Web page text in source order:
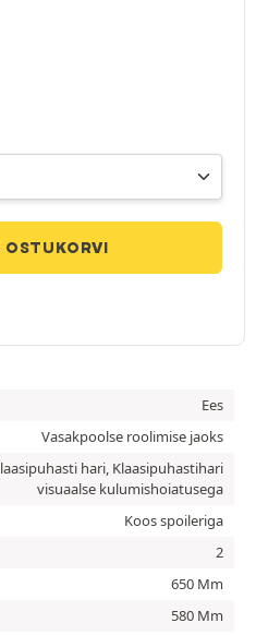
OSTUKORVI
Ees
Vasakpoolse roolimise jaoks
hari, Klaasipuhastihari
visuaalse kulumishoiatusega
Koos spoileriga
2
650 Mm
580 Mm